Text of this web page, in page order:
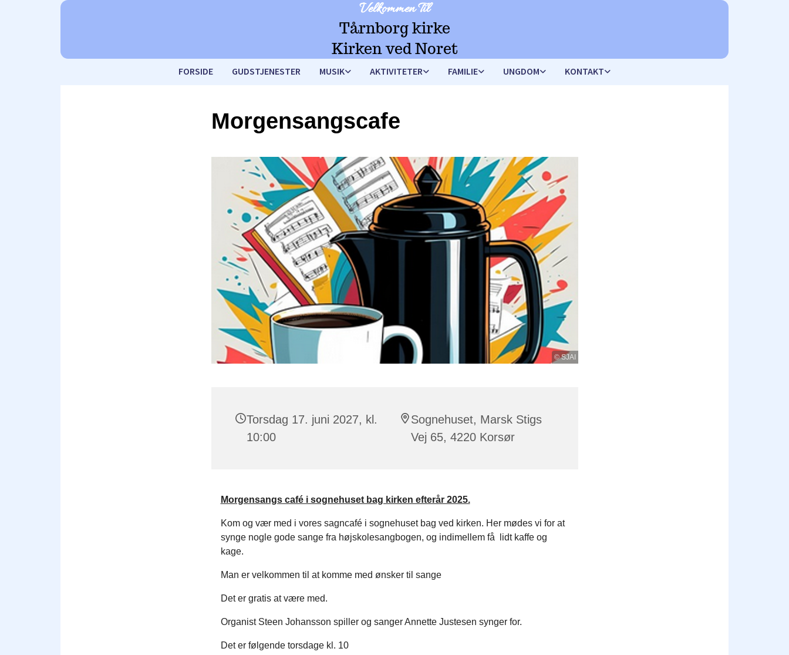
Velkommen Til
Tårnborg kirke
Kirken ved Noret
FORSIDE GUDSTJENESTER MUSIK AKTIVITETER FAMILIE UNGDOM KONTAKT
Morgensangscafe
© SJAI
Torsdag 17. juni 2027, kl.
10:00
Sognehuset, Marsk Stigs
Vej 65, 4220 Korsør
Morgensangs café i sognehuset bag kirken efterår 2025.
Kom og vær med i vores sagncafé i sognehuset bag ved kirken. Her mødes vi for at
synge nogle gode sange fra højskolesangbogen, og indimellem få lidt kaffe og
kage.
Man er velkommen til at komme med ønsker til sange
Det er gratis at være med.
Organist Steen Johansson spiller og sanger Annette Justesen synger for.
Det er følgende torsdage kl. 10